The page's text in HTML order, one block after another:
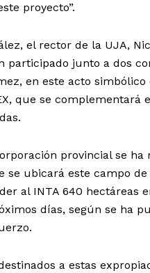
proyecto”.
el rector de la UJA,
participado junto a dos
en este acto
que se complementará
provincial se ha
se ubicará este campo
al INTA 640 hectáreas
días, según se ha
a estas